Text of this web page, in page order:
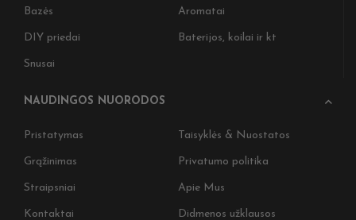
Bazės Aromatai
DIY priedai Baterijos, koilai ir kt
Snusai
NAUDINGOS NUORODOS
Pristatymas Taisyklės & Nuostatos
Grąžinimas Privatumo politika
Straipsniai Apie Mus
Kontaktai Didmenos užklausos